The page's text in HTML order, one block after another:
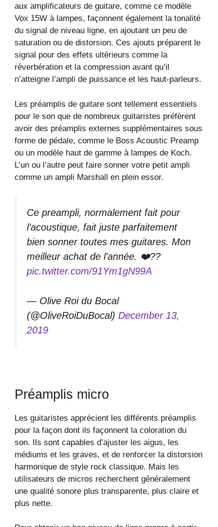
aux amplificateurs de guitare, comme ce modèle
Vox 15W à lampes, façonnent également la tonalité
du signal de niveau ligne, en ajoutant un peu de
saturation ou de distorsion. Ces ajouts préparent le
signal pour des effets ultérieurs comme la
réverbération et la compression avant qu’il
n’atteigne l’ampli de puissance et les haut-parleurs.
Les préamplis de guitare sont tellement essentiels
pour le son que de nombreux guitaristes préfèrent
avoir des préamplis externes supplémentaires sous
forme de pédale, comme le Boss Acoustic Preamp
ou un modèle haut de gamme à lampes de Koch.
L’un ou l’autre peut faire sonner votre petit ampli
comme un ampli Marshall en plein essor.
Ce preampli, normalement fait pour
l’acoustique, fait juste parfaitement
bien sonner toutes mes guitares. Mon
meilleur achat de l’année. ❤️??
pic.twitter.com/91Ym1gN99A
— Olive Roi du Bocal
(@OliveRoiDuBocal) December 13,
2019
Préamplis micro
Les guitaristes apprécient les différents préamplis
pour la façon dont ils façonnent la coloration du
son. Ils sont capables d’ajuster les aigus, les
médiums et les graves, et de renforcer la distorsion
harmonique de style rock classique. Mais les
utilisateurs de micros recherchent généralement
une qualité sonore plus transparente, plus claire et
plus nette.